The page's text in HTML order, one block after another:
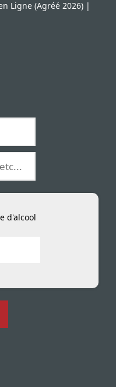
Ligne (Agréé 2026) |
d'alcool